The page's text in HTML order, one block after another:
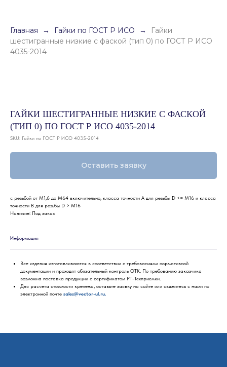
Главная Гайки по ГОСТ Р ИСО
Гайки
шестигранные низкие с фаской (тип 0) по ГОСТ Р ИСО
4035-2014
ГАЙКИ ШЕСТИГРАННЫЕ НИЗКИЕ С ФАСКОЙ
(ТИП 0) ПО ГОСТ Р ИСО 4035-2014
SKU: Гайки по ГОСТ Р ИСО 4035-2014
Оставить заявку
с резьбой от М1,6 до М64 включительно, класса точности А для резьбы D <= М16 и класса
точности В для резьбы D > М16
Наличие: Под заказ
Информация
Все изделия изготавливаются в соответствии с требованиями нормативной
документации и проходят обязательный контроль ОТК. По требованию заказчика
возможна поставка продукции с сертификатом РТ-Техприемки.
Для расчета стоимости крепежа, оставьте заявку на сайте или свяжитесь с нами по
электронной почте sales@vector-ul.ru.